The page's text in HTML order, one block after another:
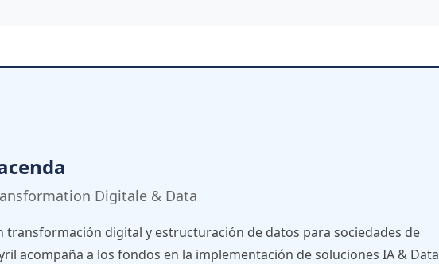
Digitale & Data
transformación digital y estructuración de datos para sociedades de
acompaña a los fondos en la implementación de soluciones IA & Data